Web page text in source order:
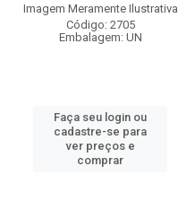
Imagem Meramente Ilustrativa
Código: 2705
Embalagem: UN
Faça seu login ou
cadastre-se para
ver preços e
comprar